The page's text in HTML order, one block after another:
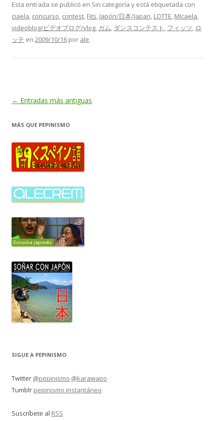
Esta entrada se publicó en Sin categoría y está etiquetada con
ciaela, concurso, contest, Fits, Japón/日本/Japan, LOTTE, Micaela,
videoblog/ビデオブログ/vlog, ガム, ダンスコンテスト , フィッツ, ロ
ッテ en 2009/10/16 por ale.
Navegación
entradas
← Entradas más antiguas
MÁS QUE PEPINISMO
SIGUE A PEPINISMO
Twitter @pepinismo @karawapo
Tumblr pepinismo instantáneo
Suscríbete al RSS